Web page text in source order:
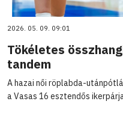
2026. 05. 09. 09:01
Tökéletes
tandem
A hazai női röplabda-
a Vasas 16 esztendős